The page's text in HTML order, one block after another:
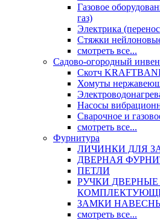
Газовое
газ)
Электрика
Стяжки
смотреть все...
Садово-огородный
Скотч
Хомуты
Насосы
Сварочное и
смотреть все...
Фурнитура
ЛИЧИНКИ ДЛЯ
ДВЕРНАЯ
ПЕТЛИ
РУЧКИ
ЗАМКИ
смотреть все...